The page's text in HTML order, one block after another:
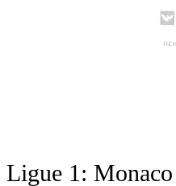
Ligue 1: